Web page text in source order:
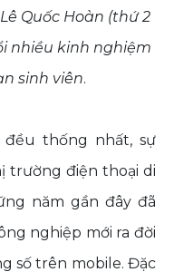
Quốc Hoàn (thứ 2
nhiều kinh nghiệm
sinh viên.
đều thống nhất, sự
trường điện thoại di
năm gần đây đã
nghiệp mới ra đời
số trên mobile. Đặc